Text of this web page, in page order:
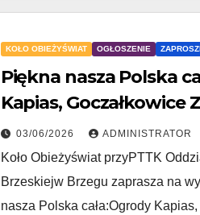
KOŁO OBIEŻYŚWIAT OGŁOSZENIE
Piękna nasza Polska
Kapias, Goczałkowice
03/06/2026 ADMINISTRATOR
Koło Obieżyświat przyPTTK
Brzeskiejw Brzegu zaprasza na
nasza Polska cała:Ogrody